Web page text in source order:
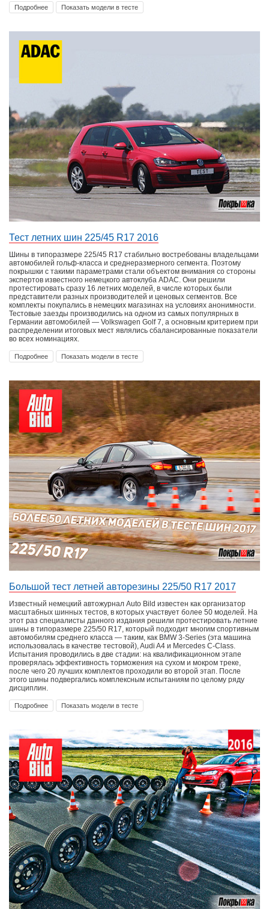
Подробнее Показать модели в тесте
Тест летних шин 225/45 R17 2016
Шины в типоразмере 225/45 R17 стабильно востребованы владельцами
автомобилей гольф-класса и среднеразмерного сегмента. Поэтому
покрышки с такими параметрами стали объектом внимания со стороны
экспертов известного немецкого автоклуба ADAC. Они решили
протестировать сразу 16 летних моделей, в числе которых были
представители разных производителей и ценовых сегментов. Все
комплекты покупались в немецких магазинах на условиях анонимности.
Тестовые заезды производились на одном из самых популярных в
Германии автомобилей — Volkswagen Golf 7, а основным критерием при
распределении итоговых мест являлись сбалансированные показатели
во всех номинациях.
Подробнее Показать модели в тесте
Большой тест летней авторезины 225/50 R17 2017
Известный немецкий автожурнал Auto Bild известен как организатор
масштабных шинных тестов, в которых участвует более 50 моделей. На
этот раз специалисты данного издания решили протестировать летние
шины в типоразмере 225/50 R17, который подходит многим спортивным
автомобилям среднего класса — таким, как BMW 3-Series (эта машина
использовалась в качестве тестовой), Audi A4 и Mercedes C-Class.
Испытания проводились в две стадии: на квалификационном этапе
проверялась эффективность торможения на сухом и мокром треке,
после чего 20 лучших комплектов проходили во второй этап. После
этого шины подвергались комплексным испытаниям по целому ряду
дисциплин.
Подробнее Показать модели в тесте